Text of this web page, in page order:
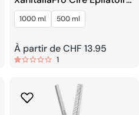
Hydrosoluble – Sugaring
1000 ml 500 ml
Prix
À partir de CHF 13.95
1